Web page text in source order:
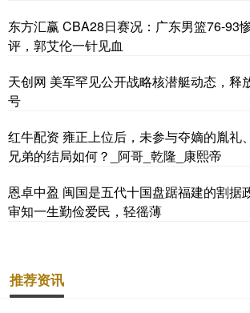
东方汇赢 CBA28日赛况：广东男篮76-93
评，郭艾伦一针见血
天创网 美军罕见公开战略核潜艇动态，释
号
红牛配资 雍正上位后，未参与夺嫡的胤礼
兄弟的结局如何？_阿哥_乾隆_康熙帝
恩卓中盈 闽国是五代十国盘踞福建的割据
审知一生勤俭爱民，轻徭薄
推荐资讯